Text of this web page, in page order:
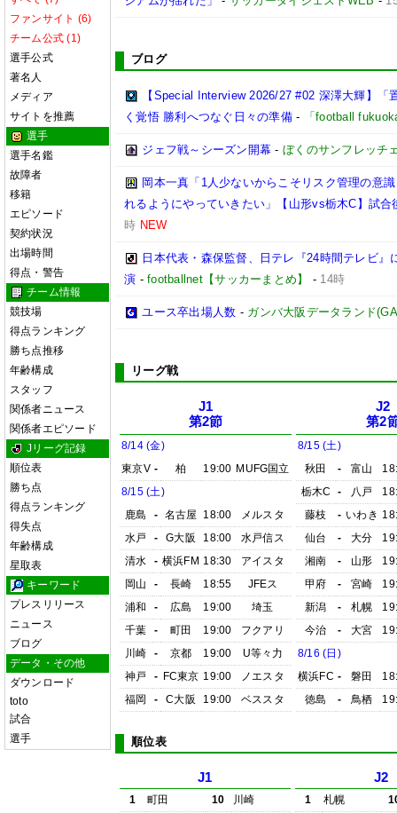
ファンサイト (6)
チーム公式 (1)
選手公式
著名人
メディア
サイトを推薦
選手
選手名鑑
故障者
移籍
エピソード
契約状況
出場時間
得点・警告
チーム情報
競技場
得点ランキング
勝ち点推移
年齢構成
スタッフ
関係者ニュース
関係者エピソード
Jリーグ記録
順位表
勝ち点
得点ランキング
得失点
年齢構成
星取表
キーワード
プレスリリース
ニュース
ブログ
データ・その他
ダウンロード
toto
試合
選手
ブログ
【Special Interview 2026/27 #02 深澤大輝】
く覚悟 勝利へつなぐ日々の準備 - 「football
ジェフ戦～シーズン開幕 -ぼくのサンフレッチ
岡本一真「1人少ないからこそリスク管理の意
れるようにやっていきたい」【山形vs栃木C】試合
時 NEW
日本代表・森保監督、日テレ『24時間テレビ
演 -footballnet【サッカーまとめ】 - 14時
ユース卒出場人数 - ガンバ大阪データランド
リーグ戦
J1
第2節
8/14 (金)
東京V - 柏 19:00 MUFG国立
8/15 (土)
鹿島
- 名古屋 18:00
メルスタ
水戸
- G大阪 18:00
水戸信ス
清水
- 横浜FM 18:30
アイスタ
岡山
- 長崎 18:55
JFEス
浦和
- 広島 19:00
埼玉
千葉
- 町田 19:00
フクアリ
川崎
- 京都 19:00
U等々力
神戸
- FC東京 19:00
ノエスタ
福岡
- C大阪 19:00 ベススタ
J2
第2
8/15 (土)
秋田
- 富山
栃木C
- 八戸
藤枝
- いわき
仙台
- 大分
湘南
- 山形
甲府
- 宮崎
新潟
- 札幌
今治
- 大宮
8/16 (日)
横浜FC - 磐田
徳島
- 鳥栖
順位表
J1
1 町田 10
川崎
J2
1 札幌